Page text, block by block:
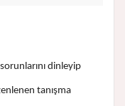
dinleyip
tanışma